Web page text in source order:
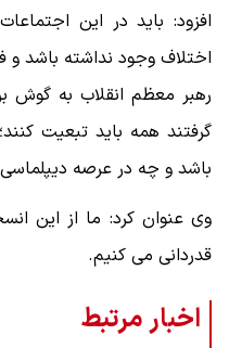
افزود: باید در این
اختلاف وجود نداشته
رهبر معظم انقلاب به گوش
گرفتند همه باید تبعیت
باشد و چه در عرصه
وی عنوان کرد: ما از این
قدردانی می کنیم.
اخبار مرتبط